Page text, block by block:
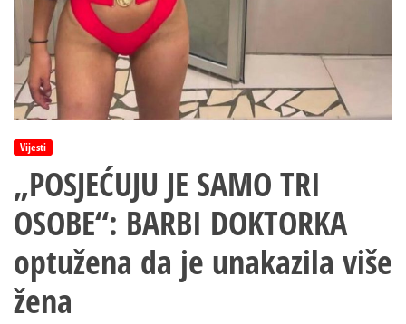
Vijesti
„POSJEĆUJU JE SAMO TRI
OSOBE“: BARBI DOKTORKA
optužena da je unakazila više
žena